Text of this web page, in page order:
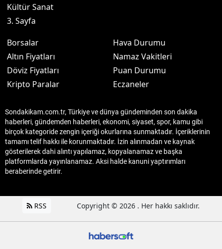
Kültür Sanat
3. Sayfa
Borsalar
Altın Fiyatları
Döviz Fiyatları
Kripto Paralar
Hava Durumu
Namaz Vakitleri
Puan Durumu
Eczaneler
Sondakikam.com.tr, Türkiye ve dünya gündeminden son dakika
haberleri, gündemden haberleri, ekonomi, siyaset, spor, kamu gibi
birçok kategoride zengin içeriği okurlarına sunmaktadır. İçeriklerinin
tamamı telif hakkı ile korunmaktadır. İzin alınmadan ve kaynak
gösterilerek dahi alıntı yapılamaz, kopyalanamaz ve başka
platformlarda yayınlanamaz. Aksi halde kanuni yaptırımları
beraberinde getirir.
RSS Copyright © 2026 . Her hakkı saklıdır.